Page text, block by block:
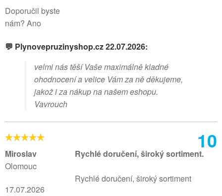
Doporučil byste
nám? Ano
💬 Plynovepruzinyshop.cz 22.07.2026:
velmi nás těší Vaše maximálně kladné
ohodnocení a velice Vám za ně děkujeme,
jakož i za nákup na našem eshopu.
Vavrouch
10
Miroslav
Olomouc
17.07.2026
Rychlé doručení, široký sortiment.
Rychlé doručení, široký sortiment